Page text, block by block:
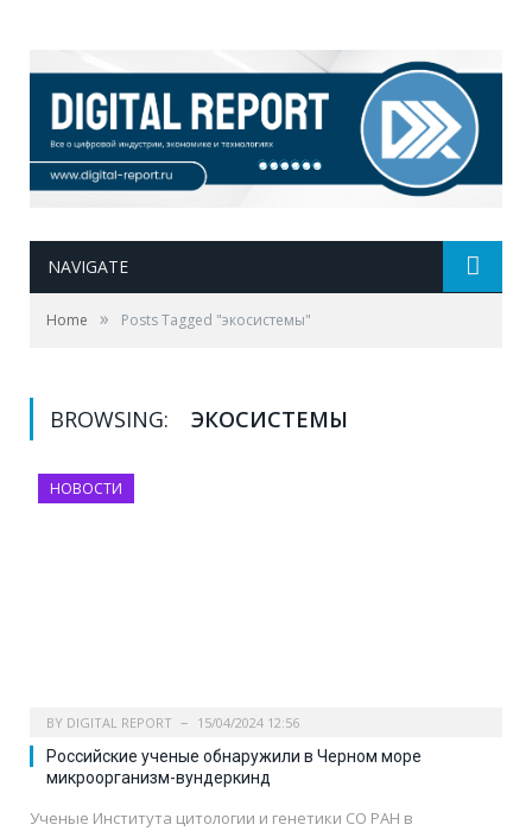
NAVIGATE
Home » Posts Tagged "экосистемы"
BROWSING: ЭКОСИСТЕМЫ
НОВОСТИ
BY DIGITAL REPORT 15/04/2024 12:56
Российские ученые обнаружили в Черном море
микроорганизм-вундеркинд
Ученые Института цитологии и генетики СО РАН в